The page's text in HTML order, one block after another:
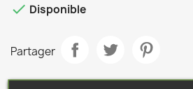
 Disponible
Partager